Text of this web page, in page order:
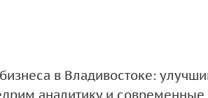
в Владивостоке: